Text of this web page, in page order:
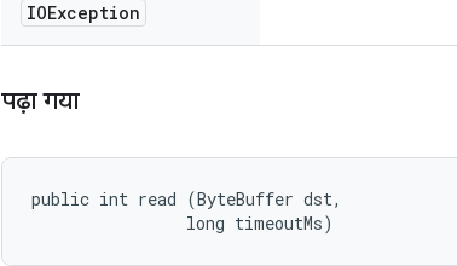
IOException
पढ़ा गया
public int read (ByteBuffer dst,
                long timeoutMs)